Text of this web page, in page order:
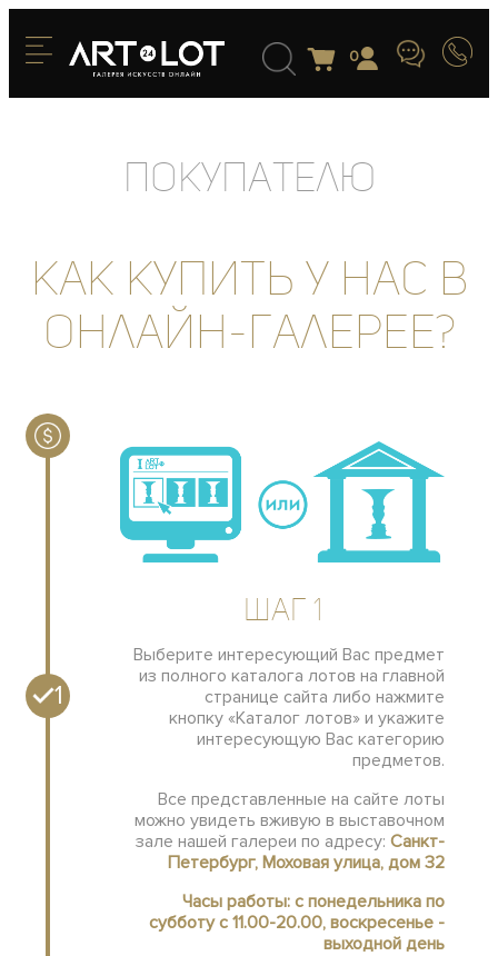
0
Покупателю
Как купить у нас в
онлайн-галерее?
1
Шаг 1
Выберите интересующий Вас предмет
из полного каталога лотов на главной
странице сайта либо нажмите
кнопку «Каталог лотов» и укажите
интересующую Вас категорию
предметов.
Все представленные на сайте лоты
можно увидеть вживую в выставочном
зале нашей галереи по адресу: Санкт-
Петербург, Моховая улица, дом 32
Часы работы: с понедельника по
субботу с 11.00-20.00, воскресенье -
выходной день